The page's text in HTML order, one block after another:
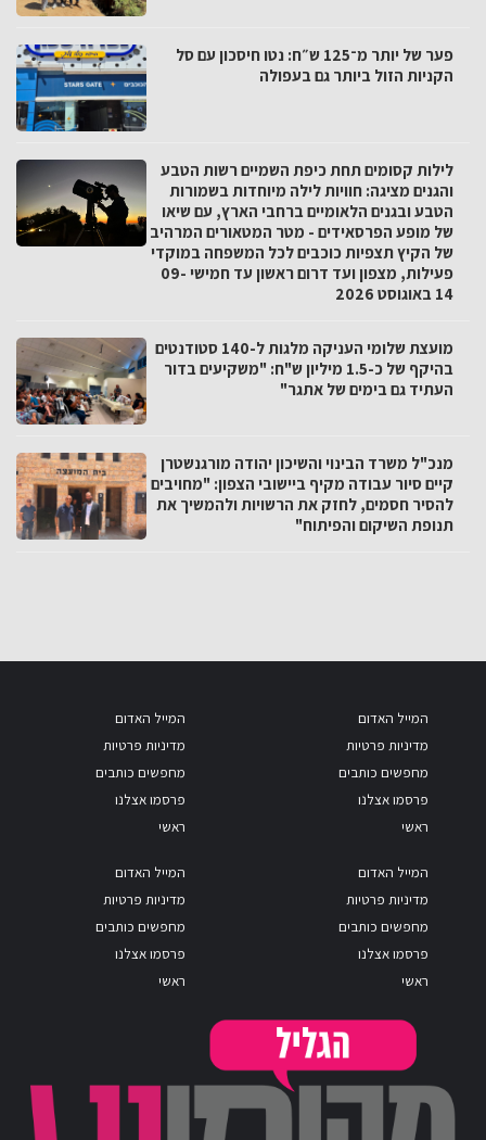
פער של יותר מ־125 ש״ח: נטו חיסכון עם סל
הקניות הזול ביותר גם בעפולה
לילות קסומים תחת כיפת השמיים רשות הטבע
והגנים מציגה: חוויות לילה מיוחדות בשמורות
הטבע ובגנים הלאומיים ברחבי הארץ, עם שיאו
של מופע הפרסאידים - מטר המטאורים המרהיב
של הקיץ תצפיות כוכבים לכל המשפחה במוקדי
פעילות, מצפון ועד דרום ראשון עד חמישי 09-
14 באוגוסט 2026
מועצת שלומי העניקה מלגות ל-140 סטודנטים
בהיקף של כ-1.5 מיליון ש"ח: "משקיעים בדור
העתיד גם בימים של אתגר"
מנכ"ל משרד הבינוי והשיכון יהודה מורגנשטרן
קיים סיור עבודה מקיף ביישובי הצפון: "מחויבים
להסיר חסמים, לחזק את הרשויות ולהמשיך את
תנופת השיקום והפיתוח"
המייל האדום
מדיניות פרטיות
מחפשים כותבים
פרסמו אצלנו
ראשי
המייל האדום
מדיניות פרטיות
מחפשים כותבים
פרסמו אצלנו
ראשי
המייל האדום
מדיניות פרטיות
מחפשים כותבים
פרסמו אצלנו
ראשי
המייל האדום
מדיניות פרטיות
מחפשים כותבים
פרסמו אצלנו
ראשי